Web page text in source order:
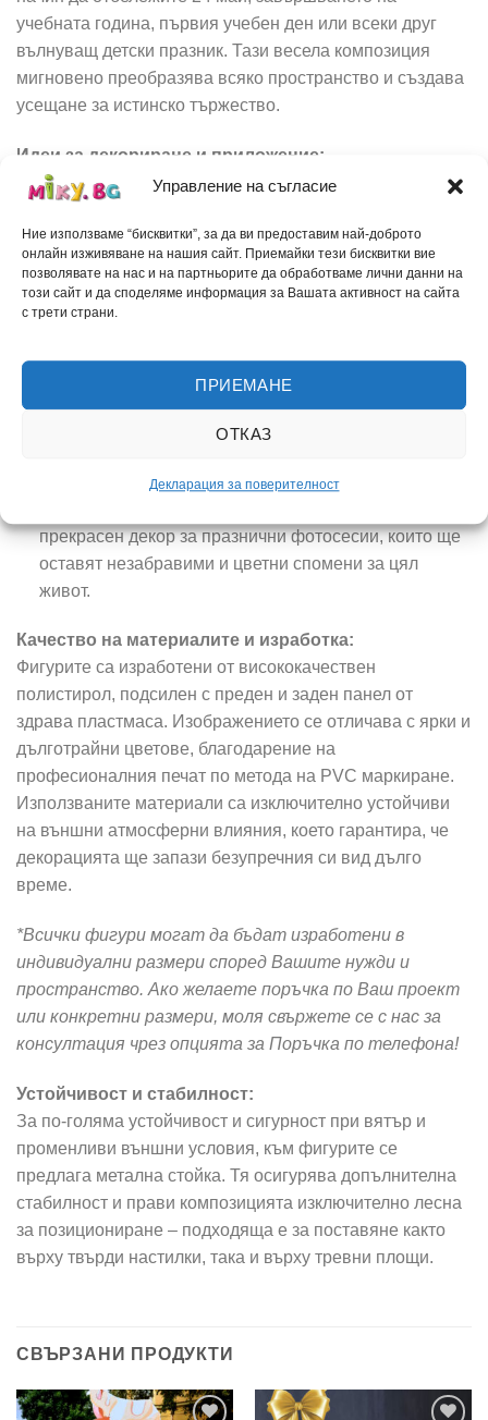
Управление на съгласие
Ние използваме “бисквитки”, за да ви предоставим най-доброто
онлайн изживяване на нашия сайт. Приемайки тези бисквитки вие
позволявате на нас и на партньорите да обработваме лични данни на
този сайт и да споделяме информация за Вашата активност на сайта
с трети страни.
ПРИЕМАНЕ
ОТКАЗ
Декларация за поверителност
учебната година, първия учебен ден или всеки друг
вълнуващ детски празник. Тази весела композиция
мигновено преобразява всяко пространство и създава
усещане за истинско тържество.
Идеи за декориране и приложение:
Училища и детски градини:
атмосфера в двора, фоайето или актовата зала за
тържествата на Вашите възпитаници.
Общински събития и паркове:Чудесен цветен
акцент за украса на градски площади, градинки и
Търговски центрове и детски клубове:
родители с приветлива и вълнуваща празнична
прекрасен декор за празнични фотосесии, които ще
оставят незабравими и цветни спомени за цял
живот.
Качество на материалите и изработка:
Фигурите са изработени от висококачествен
полистирол, подсилен с преден и заден панел от
здрава пластмаса. Изображението се отличава с ярки и
дълготрайни цветове, благодарение на
професионалния печат по метода на PVC маркиране.
Използваните материали са изключително устойчиви
на външни атмосферни влияния, което гарантира, че
декорацията ще запази безупречния си вид дълго
време.
*Всички фигури могат да бъдат изработени в
индивидуални размери според Вашите нужди и
пространство. Ако желаете поръчка по Ваш проект
или конкретни размери, моля свържете се с нас за
консултация чрез опцията за Поръчка по телефона!
Устойчивост и стабилност:
За по-голяма устойчивост и сигурност при вятър и
променливи външни условия, към фигурите се
предлага метална стойка. Тя осигурява допълнителна
стабилност и прави композицията изключително лесна
за позициониране – подходяща е за поставяне както
върху твърди настилки, така и върху тревни площи.
СВЪРЗАНИ ПРОДУКТИ